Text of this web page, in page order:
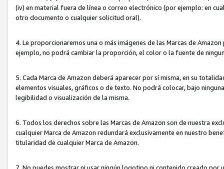
(iv) en material fuera de línea o correo electrónico (por ejemplo: en
otro documento o cualquier solicitud oral).
4. Le proporcionaremos una o más imágenes de las Marcas de
ejemplo, no podrá cambiar la proporción, el color o la fuente de
5. Cada Marca de Amazon deberá aparecer por sí misma, en su
elementos visuales, gráficos o de texto. No podrá colocar, bajo
legibilidad o visualización de la misma.
6. Todos los derechos sobre las Marcas de Amazon son de nuestra
cualquier Marca de Amazon redundará exclusivamente en nuestro
titularidad de cualquier Marca de Amazon.
7. No puedes mostrar ni usar ningún logotipo ni contenido creado por